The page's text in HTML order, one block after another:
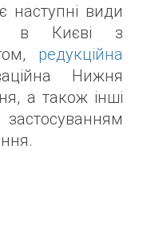
наступні види
в Києві з
редукційна
Нижня
а також інші